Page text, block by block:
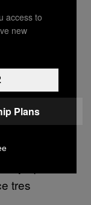
kiwi
de un
restar a la
un
ex
que
tres
access to
new
Plans